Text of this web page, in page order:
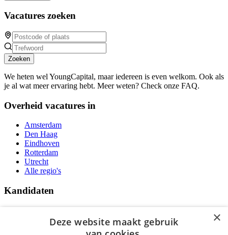
Vacatures zoeken
Zoeken
We heten wel YoungCapital, maar iedereen is even welkom. Ook als
je al wat meer ervaring hebt. Meer weten? Check onze FAQ.
Overheid vacatures in
Amsterdam
Den Haag
Eindhoven
Rotterdam
Utrecht
Alle regio's
Kandidaten
Vacatures
×
Deze website maakt gebruik